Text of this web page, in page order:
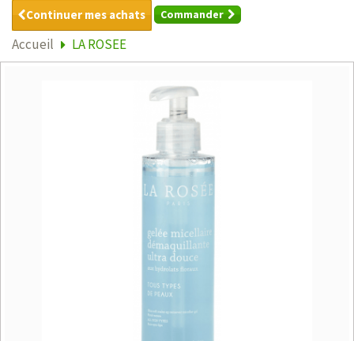
Continuer mes achats Commander
Accueil LA ROSEE